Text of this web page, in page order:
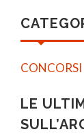
CONCORSI
LE